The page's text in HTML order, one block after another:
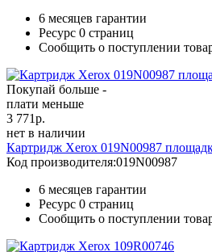
6 месяцев гарантии
Ресурс 0 страниц
Сообщить о поступлении
Покупай больше -
плати меньше
3 771р.
нет в наличии
Картридж Xerox 019N00987
Код производителя:019N00987
6 месяцев гарантии
Ресурс 0 страниц
Сообщить о поступлении